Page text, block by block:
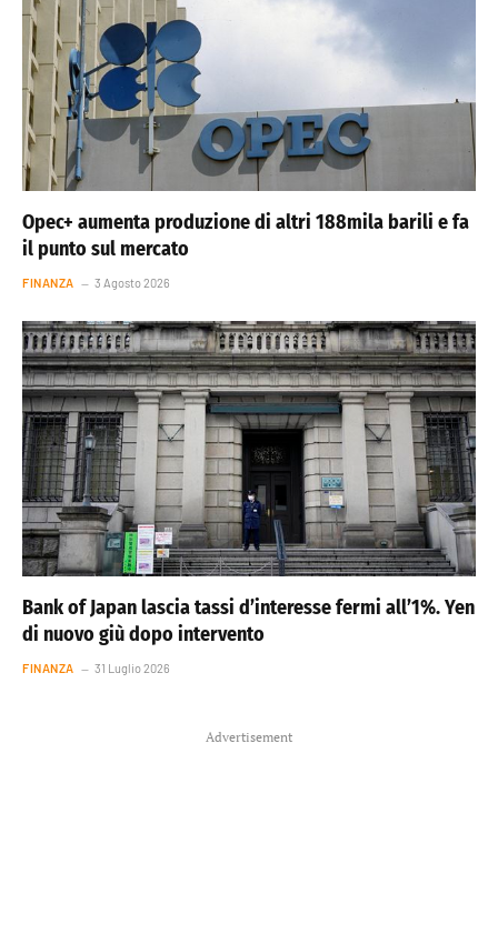
Opec+ aumenta produzione di altri 188mila barili e fa
il punto sul mercato
FINANZA 3 Agosto 2026
Bank of Japan lascia tassi d’interesse fermi all’1%. Yen
di nuovo giù dopo intervento
FINANZA 31 Luglio 2026
Advertisement